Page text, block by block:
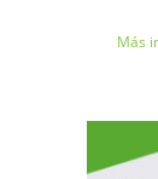
Más